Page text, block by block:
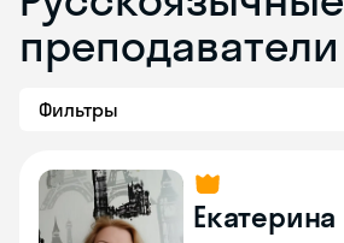
преподаватели
Фильтры
Екатерина